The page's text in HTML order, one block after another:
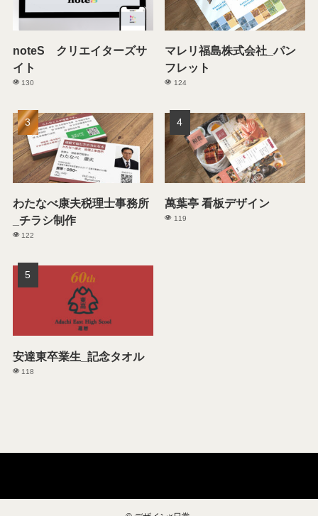
noteS クリエイターズサ
イト
130
マレリ福島株式会社_パン
フレット
124
わたなべ康夫税理士事務所
_チラシ制作
122
萬葉亭 看板デザイン
119
安達東卒業生_記念タオル
118